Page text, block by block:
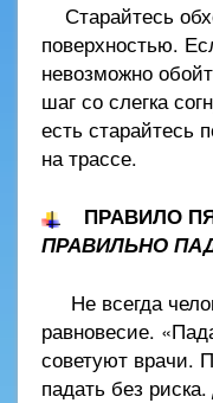
Старайтесь
поверхностью.
невозможно
шаг со слегка
есть старайтесь
на трассе.
ПРАВИЛО
ПРАВИЛЬНО
Не всегда
равновесие.
советуют врачи.
падать без риска.